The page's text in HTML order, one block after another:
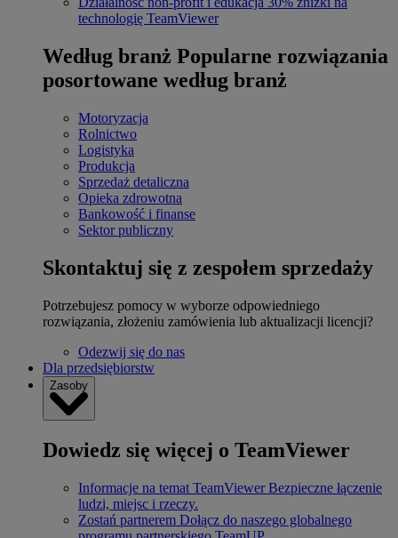
technologię TeamViewer
Według branż Popularne rozwiązania
posortowane według branż
Motoryzacja
Rolnictwo
Logistyka
Produkcja
Sprzedaż detaliczna
Opieka zdrowotna
Bankowość i finanse
Sektor publiczny
Skontaktuj się z zespołem sprzedaży
Potrzebujesz pomocy w wyborze odpowiedniego
rozwiązania, złożeniu zamówienia lub aktualizacji licencji?
Odezwij się do nas
Dla przedsiębiorstw
Zasoby
Dowiedz się więcej o TeamViewer
Informacje na temat TeamViewer Bezpieczne łączenie
ludzi, miejsc i rzeczy.
Zostań partnerem Dołącz do naszego globalnego